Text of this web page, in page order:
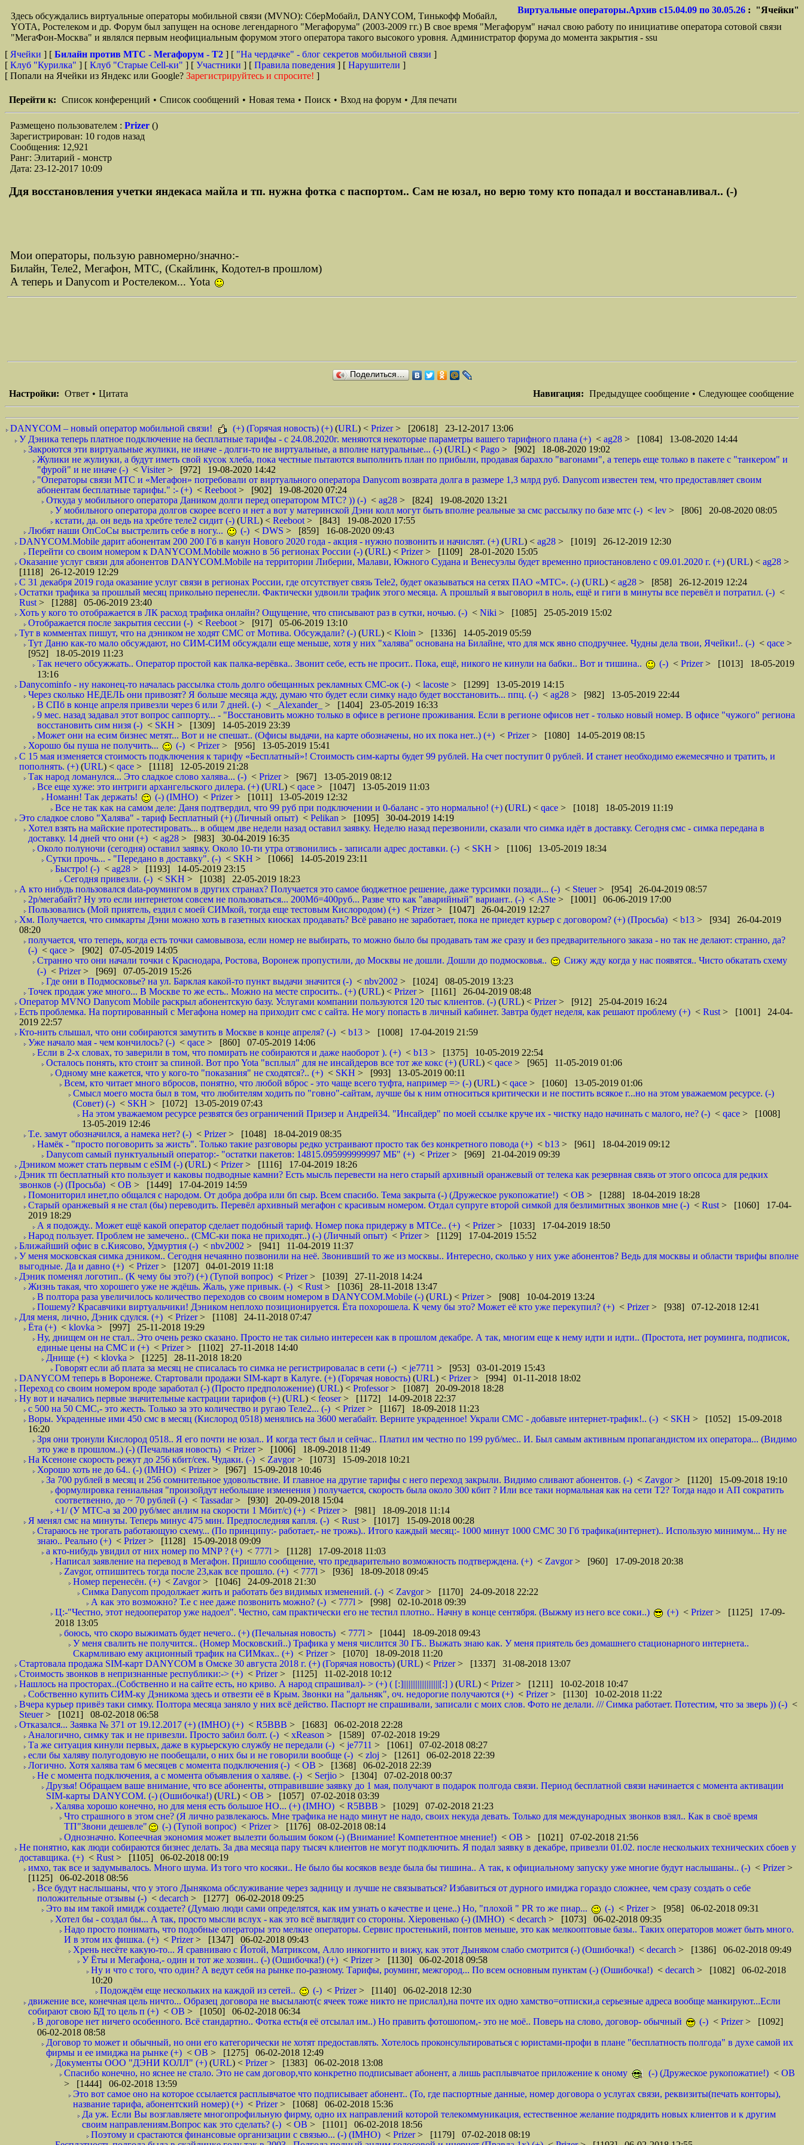
Виртуальные операторы.Архив с15.04.09 по 30.05.26 : "Ячейки"
Здесь обсуждались виртуальные операторы мобильной связи (MVNO): СберМобайл, DANYCOM, Тинькофф Мобайл,
YOTA, Ростелеком и др. Форум был запущен на основе легендарного "Мегафорума" (2003-2009 гг.) В свое время "Мегафорум" начал свою работу по инициативе оператора сотовой связи
"МегаФон-Москва" и являлся первым неофициальным форумом этого оператора такого высокого уровня. Администратор форума до момента закрытия - ssu
[ Ячейки ] [ Билайн против МТС - Мегафорум - T2 ] [ "На чердачке" - блог секретов мобильной связи ]
[ Клуб "Курилка" ] [ Клуб "Старые Сell-ки" ] [ Участники ] [ Правила поведения ] [ Нарушители ]
[ Попали на Ячейки из Яндекс или Google? Зарегистрируйтесь и спросите! ]
Перейти к: Список конференций • Список сообщений • Новая тема • Поиск • Вход на форум • Для печати
Размещено пользователем : Prizer ()
Зарегистрирован: 10 годов назад
Сообщения: 12,921
Ранг: Элитарий - монстр
Дата: 23-12-2017 10:09
Ддя восстановления учетки яндекаса майла и тп. нужна фотка с паспортом.. Сам не юзал, но верю тому кто попадал и восстанавливал.. (-)
Мои операторы, пользую равномерно/значно:-
Билайн, Теле2, Мегафон, МТС, (Скайлинк, Кодотел-в прошлом)
А теперь и Danycom и Ростелеком... Yota
Поделиться…
Навигация: Предыдущее сообщение • Следующее сообщение
Настройки: Ответ • Цитата
DANYCOM – новый оператор мобильной связи! (+) (Горячая новость) (+) (URL) < Prizer> [20618] 23-12-2017 13:06
У Дэника теперь платное подключение на бесплатные тарифы - с 24.08.2020г. меняются некоторые параметры вашего тарифного плана (+) < ag28 > [1084] 13-08-2020 14:44
Закроются эти виртуальные жулики, не иначе - долги-то не виртуальные, а вполне натуральные... (-) (URL) < Pago > [902] 18-08-2020 19:02
Жулики не жулиуки, а будут иметь свой кусок хлеба, пока честные пытаются выполнить план по прибыли, продавая барахло "вагонами", а теперь еще только в пакете с "танкером" и
"фурой" и не иначе (-) < Visiter> [972] 19-08-2020 14:42
"Операторы связи МТС и «Мегафон» потребовали от виртуального оператора Danycom возврата долга в размере 1,3 млрд руб. Danycom известен тем, что предоставляет своим
абонентам бесплатные тарифы." :- (+) < Reeboot > [902] 19-08-2020 07:24
Откуда у мобильного оператора Даником долги перед оператором МТС? )) (-) < ag28 > [824] 19-08-2020 13:21
У мобильного оператора долгов скорее всего и нет а вот у материнской Дэни колл могут быть вполне реальные за смс рассылку по базе мтс (-) < lev > [806] 20-08-2020 08:05
кстати, да. он ведь на хребте теле2 сидит (-) (URL) < Reeboot > [843] 19-08-2020 17:55
Любят наши ОпСоСы выстрелить себе в ногу...
(-) < DWS > [859] 16-08-2020 09:43
DANYCOM.Mobile дарит абонентам 200 200 Гб в канун Нового 2020 года - акция - нужно позвонить и начислят. (+) (URL) < ag28 > [1019] 26-12-2019 12:30
Перейти со своим номером к DANYCOM.Mobile можно в 56 регионах России (-) (URL) < Prizer> [1109] 28-01-2020 15:05
Оказание услуг связи для абонентов DANYCOM.Mobile на территории Либерии, Малави, Южного Судана и Венесуэлы будет временно приостановлено с 09.01.2020 г. (+) (URL) < ag28 >
[1118] 26-12-2019 12:29
С 31 декабря 2019 года оказание услуг связи в регионах России, где отсутствует связь Tele2, будет оказываться на сетях ПАО «МТС». (-) (URL) < ag28 > [858] 26-12-2019 12:24
Остатки трафика за прошлый месяц прикольно перенесли. Фактически удвоили трафик этого месяца. А прошлый я выговорил в ноль, ещё и гиги в минуты все перевёл и потратил. (-) <
Rust > [1288] 05-06-2019 23:40
Хоть у кого то отображается в ЛК расход трафика онлайн? Ощущение, что списывают раз в сутки, ночью. (-) < Niki > [1085] 25-05-2019 15:02
Отображается после закрытия сессии (-) < Reeboot > [917] 05-06-2019 13:10
Тут в комментах пишут, что на дэником не ходят СМС от Мотива. Обсуждали? (-) (URL) < Kloin > [1336] 14-05-2019 05:59
Тут Даню как-то мало обсуждают, но СИМ-СИМ обсуждали еще меньше, хотя у них "халява" основана на Билайне, что для мск явно сподручнее. Чудны дела твои, Ячейки!.. (-) < qace >
[952] 18-05-2019 11:23
Так нечего обсужжать.. Оператор простой как палка-верёвка.. Звонит себе, есть не просит.. Пока, ещё, никого не кинули на бабки.. Вот и тишина..
(-) < Prizer> [1013] 18-05-2019
13:16
Danycominfo - ну наконец-то началась рассылка столь долго обещанных рекламных СМС-ок (-) < lacoste > [1299] 13-05-2019 14:15
Через сколько НЕДЕЛЬ они привозят? Я больше месяца жду, думаю что будет если симку надо будет восстановить... ппц. (-) < ag28 > [982] 13-05-2019 22:44
В СПб в конце апреля привезли через 6 или 7 дней. (-) < _Alexander_ > [1404] 23-05-2019 16:33
9 мес. назад задавал этот вопрос саппорту... - "Восстановить можно только в офисе в регионе проживания. Если в регионе офисов нет - только новый номер. В офисе "чужого" региона
восстановить сим низя (-) < SKH > [1309] 14-05-2019 23:39
Может они на есим бизнес метят... Вот и не спешат.. (Офисы выдачи, на карте обозначены, но их пока нет..) (+) < Prizer> [1080] 14-05-2019 08:15
Хорошо бы пуша не получить...
(-) < Prizer> [956] 13-05-2019 15:41
С 15 мая изменяется стоимость подключения к тарифу «Бесплатный»! Стоимость сим-карты будет 99 рублей. На счет поступит 0 рублей. И станет необходимо ежемесячно и тратить, и
пополнять. (+) (URL) < qace > [1118] 12-05-2019 21:28
Так народ ломанулся... Это сладкое слово халява... (-) < Prizer> [967] 13-05-2019 08:12
Все еще хуже: это интриги архангельского дилера. (+) (URL) < qace > [1047] 13-05-2019 11:03
Номанн! Так держать!
(-) (IMHO) < Prizer> [1011] 13-05-2019 12:32
Все не так как на самом деле: Даня подтвердил, что 99 руб при подключении и 0-баланс - это нормально! (+) (URL) < qace > [1018] 18-05-2019 11:19
Это сладкое слово "Халява" - тариф Бесплатный (+) (Личный опыт) < Pelikan > [1095] 30-04-2019 14:19
Хотел взять на майские протестировать... в общем две недели назад оставил заявку. Неделю назад перезвонили, сказали что симка идёт в доставку. Сегодня смс - симка передана в
доставку. 14 дней что они (+) < ag28 > [983] 30-04-2019 16:35
Около полуночи (сегодня) оставил заявку. Около 10-ти утра отзвонились - записали адрес доставки. (-) < SKH > [1106] 13-05-2019 18:34
Сутки прочь... - "Передано в доставку". (-) < SKH > [1066] 14-05-2019 23:11
Быстро! (-) < ag28 > [1193] 14-05-2019 23:15
Сегодня привезли. (-) < SKH > [1038] 22-05-2019 18:23
А кто нибудь пользовался data-роумингом в других странах? Получается это самое бюджетное решение, даже турсимки позади... (-) < Steuer> [954] 26-04-2019 08:57
2р/мегабайт? Ну это если интернетом совсем не пользоваться... 200Мб=400руб... Разве что как "аварийный" вариант.. (-) < ASte > [1001] 06-06-2019 17:00
Пользовались (Мой приятель, ездил с моей СИМкой, тогда еще тестовым Кислородом) (+) < Prizer> [1047] 26-04-2019 12:27
Хм. Получается, что симкарты Дэни можно хоть в газетных киосках продавать? Всё равано не заработает, пока не приедет курьер с договором? (+) (Просьба) < b13 > [934] 26-04-2019
08:20
получается, что теперь, когда есть точки самовывоза, если номер не выбирать, то можно было бы продавать там же сразу и без предварительного заказа - но так не делают: странно, да?
(-) < qace > [902] 07-05-2019 14:05
Странно что они начали точки с Краснодара, Ростова, Воронеж пропустили, до Москвы не дошли. Дошли до подмосковья..
Сижу жду когда у нас появятся.. Чисто обкатать схему
(-) < Prizer> [969] 07-05-2019 15:26
Где они в Подмосковье? на ул. Барклая какой-то пункт выдачи значится (-) < nbv2002 > [1024] 08-05-2019 13:23
Точек продаж уже много... В Москве то же есть.. Можно на месте спросить.. (+) (URL) < Prizer> [1161] 26-04-2019 08:48
Оператор MVNO Danycom Mobile раскрыл абонентскую базу. Услугами компании пользуются 120 тыс клиентов. (-) (URL) < Prizer> [912] 25-04-2019 16:24
Есть проблемка. На портированный с Мегафона номер на приходит смс с сайта. Не могу попасть в личный кабинет. Завтра будет неделя, как решают проблему (+) < Rust > [1001] 24-04-
2019 22:57
Кто-нить слышал, что они собираются замутить в Москве в конце апреля? (-) < b13 > [1008] 17-04-2019 21:59
Уже начало мая - чем кончилось? (-) < qace > [860] 07-05-2019 14:06
Если в 2-х словах, то заверили в том, что помирать не собираются и даже наоборот ). (+) < b13 > [1375] 10-05-2019 22:54
Осталось понять, кто стоит за спиной. Вот про Yota "всплыл" для не инсайдеров все тот же кокс (+) (URL) < qace > [965] 11-05-2019 01:06
Одному мне кажется, что у кого-то "показания" не сходятся?.. (+) < SKH > [993] 13-05-2019 00:11
Всем, кто читает много вбросов, понятно, что любой вброс - это чаще всего туфта, например => (-) (URL) < qace > [1060] 13-05-2019 01:06
Смысл моего моста был в том, что любителям ходить по "говно"-сайтам, лучше бы к ним относиться критически и не постить всякое г...но на этом уважаемом ресурсе. (-)
(Совет) (-) < SKH > [1072] 13-05-2019 07:43
На этом уважаемом ресурсе резвятся без ограничений Призер и Андрей34. "Инсайдер" по моей ссылке круче их - чистку надо начинать с малого, не? (-) < qace > [1008]
13-05-2019 12:46
Т.е. замут обозначился, а намека нет? (-) < Prizer> [1048] 18-04-2019 08:35
Намёк - "просто поговорить за жисть". Только такие разговоры редко устраивают просто так без конкретного повода (+) < b13 > [961] 18-04-2019 09:12
Danycom самый пунктуальный оператор:- "остатки пакетов: 14815.095999999997 МБ" (+) < Prizer> [969] 21-04-2019 09:39
Дэником может стать первым с еSIM (-) (URL) < Prizer> [1116] 17-04-2019 18:26
Дэник тп бесплатный кто пользует и каковы подводные камни? Есть мысль перевести на него старый архивный оранжевый от телека как резервная связь от этого опсоса для редких
звонков (-) (Просьба) < ОВ > [1449] 17-04-2019 14:59
Помониторил инет,по общался с народом. От добра добра или бп сыр. Всем спасибо. Тема закрыта (-) (Дружеское рукопожатие!) < ОВ > [1288] 18-04-2019 18:28
Старый оранжевый я не стал (бы) переводить. Перевёл архивный мегафон с красивым номером. Отдал супруге второй симкой для безлимитных звонков мне (-) < Rust > [1060] 17-04-
2019 18:29
А я подожду.. Может ещё какой оператор сделает подобный тариф. Номер пока придержу в МТСе.. (+) < Prizer> [1033] 17-04-2019 18:50
Народ пользует. Проблем не замечено.. (СМС-ки пока не приходят..) (-) (Личный опыт) < Prizer> [1129] 17-04-2019 15:52
Ближайший офис в с.Киясово, Удмуртия (-) < nbv2002 > [941] 11-04-2019 11:37
У меня московская симка дэником.. Сегодня нечаянно позвонили на неё. Звонивший то же из москвы.. Интересно, сколько у них уже абонентов? Ведь для москвы и области тврифы вполне
выгодные. Да и давно (+) < Prizer> [1207] 04-01-2019 11:18
Дэник поменял логотип.. (К чему бы это?) (+) (Тупой вопрос) < Prizer> [1039] 27-11-2018 14:24
Жизнь такая, что хорошего уже не ждёшь. Жаль, уже привык. (-) < Rust > [1036] 28-11-2018 13:47
В полтора раза увеличилось количество переходов со своим номером в DANYCOM.Mobile (-) (URL) < Prizer> [908] 10-04-2019 13:24
Пошему? Красавчики виртуальчики! Дэником неплохо позиционируется. Ёта похорошела. К чему бы это? Может её кто уже перекупил? (+) < Prizer> [938] 07-12-2018 12:41
Для меня, лично, Дэник сдулся. (+) < Prizer> [1108] 24-11-2018 07:47
Ёта (+) < klovka > [997] 25-11-2018 19:29
Ну, днищем он не стал.. Это очень резко сказано. Просто не так сильно интересен как в прошлом декабре. А так, многим еще к нему идти и идти.. (Простота, нет роуминга, подписок,
единые цены на СМС и (+) < Prizer> [1102] 27-11-2018 14:40
Днище (+) < klovka > [1225] 28-11-2018 18:20
Говорят если аб плата за месяц не списалась то симка не регистрировалас в сети (-) < je7711 > [953] 03-01-2019 15:43
DANYCOM теперь в Воронеже. Стартовали продажи SIM-карт в Калуге. (+) (Горячая новость) (URL) < Prizer> [994] 01-11-2018 18:02
Переход со своим номером вроде заработал (-) (Просто предположение) (URL) < Professor> [1087] 20-09-2018 18:28
Ну вот и начались первые значительные кастрации тарифов (+) (URL) < feoser> [1172] 14-09-2018 22:37
с 500 на 50 СМС,- это жесть. Только за это количество и ругаю Теле2... (-) < Prizer> [1167] 18-09-2018 11:23
Воры. Украденные ими 450 смс в месяц (Кислород 0518) менялись на 3600 мегабайт. Верните украденное! Украли СМС - добавьте интернет-трафик!.. (-) < SKH > [1052] 15-09-2018
16:20
Зря они тронули Кислород 0518.. Я его почти не юзал.. И когда тест был и сейчас.. Платил им честно по 199 руб/мес.. И. Был самым активным пропагандистом их оператора... (Видимо
это уже в прошлом..) (-) (Печальная новость) < Prizer> [1006] 18-09-2018 11:49
На Ксеноне скорость режут до 256 кбит/сек. Чудаки. (-) < Zavgor> [1073] 15-09-2018 10:21
Хорошо хоть не до 64.. (-) (IMHO) < Prizer> [967] 15-09-2018 10:46
За 700 рублей в месяц и 256 сомнительное удовольствие. И главное на другие тарифы с него переход закрыли. Видимо сливают абонентов. (-) < Zavgor> [1120] 15-09-2018 19:10
формулировка гениальная "произойдут небольшие изменения ) получается, скорость была около 300 кбит ? Или все таки нормальная как на сети Т2? Тогда надо и АП сократить
соответвенно, до ~ 70 рублей (-) < Tassadar> [930] 20-09-2018 15:04
+1/ (У МТС-а за 200 руб/мес анлим на скорости 1 Мбит/с) (+) < Prizer> [981] 18-09-2018 11:14
Я менял смс на минуты. Теперь минус 475 мин. Предпоследняя капля. (-) < Rust > [1017] 15-09-2018 00:28
Стараюсь не трогать работающую схему... (По принципу:- работает,- не трожь).. Итого каждый месяц:- 1000 минут 1000 СМС 30 Гб трафика(интернет).. Использую минимум... Ну не
знаю.. Реально (+) < Prizer> [1128] 15-09-2018 09:09
а кто-нибудь увидил от них номер по MNP ? (+) < 777l > [1128] 17-09-2018 11:03
Написал заявление на перевод в Мегафон. Пришло сообщение, что предварительно возможность подтверждена. (+) < Zavgor> [960] 17-09-2018 20:38
Zavgor, отпишитесь тогда после 23,как все прошло. (+) < 777l > [936] 18-09-2018 09:45
Номер перенесён. (+) < Zavgor> [1046] 24-09-2018 21:30
Симка Danycom продолжает жить и работать без видимых изменений. (-) < Zavgor> [1170] 24-09-2018 22:22
А как это возможно? Т.е с нее даже позвонить можно? (-) < 777l > [998] 02-10-2018 09:39
Ц:-"Честно, этот недооператор уже надоел". Честно, сам практически его не тестил плотно.. Начну в конце сентября. (Выжму из него все соки..)
(+) < Prizer> [1125] 17-09-
2018 13:05
боюсь, что скоро выжимать будет нечего.. (+) (Печальная новость) < 777l > [1044] 18-09-2018 09:43
У меня свалить не получится.. (Номер Московский..) Трафика у меня числится 30 ГБ.. Выжать знаю как. У меня приятель без домашнего стационарного интернета..
Скармливаю ему акционный трафик на СИМках.. (+) < Prizer> [1070] 18-09-2018 11:20
Стартовала продажа SIM-карт DANYCOM в Омске 30 августа 2018 г. (+) (Горячая новость) (URL) < Prizer> [1337] 31-08-2018 13:07
Стоимость звонков в непризнанные республики:-> (+) < Prizer> [1125] 11-02-2018 10:12
Нашлось на просторах..(Собственно и на сайте есть, но криво. А народ спрашивал)- > (+) ( [:]||||||||||||||||||||[:] ) (URL) < Prizer> [1211] 10-02-2018 10:47
Собственно купить СИМ-ку Дэникома здесь и отвезти её в Крым. Звонки на "дальняк", оч. недорогие получаются (+) < Prizer> [1130] 10-02-2018 11:22
Вчера курьер привёз таки симку. Полтора месяца заняло у них всё действо. Паспорт не спрашивали, записали с моих слов. Фото не делали. /// Симка работает. Потестим, что за зверь )) (-) <
Steuer> [1021] 08-02-2018 06:58
Отказался... Заявка № 371 от 19.12.2017 (+) (IMHO) (+) < R5BBB > [1683] 06-02-2018 22:28
Аналогично, симку так и не привезли. Просто забил болт. (-) < xReason > [1589] 07-02-2018 19:29
Та же ситуация кинули первых, даже в курьерскую службу не передали (-) < je7711 > [1061] 07-02-2018 08:27
если бы халяву полугодовую не пообещали, о них бы и не говорили вообще (-) < zloj > [1261] 06-02-2018 22:39
Логично. Хотя халява там 6 месяцев с момента подключения (-) < ОВ > [1368] 06-02-2018 22:39
Не с момента подключения, а с момента объявления о халяве. (-) < Serjio > [1304] 07-02-2018 00:37
Друзья! Обращаем ваше внимание, что все абоненты, отправившие заявку до 1 мая, получают в подарок полгода связи. Период бесплатной связи начинается с момента активации
SIM-карты DANYCOM. (-) (Ошибочка!) (URL) < ОВ > [1057] 07-02-2018 03:39
Халява хорошо конечно, но для меня есть большое НО... (+) (IMHO) < R5BBB > [1029] 07-02-2018 21:23
Что страшного в этом сне? (Я лично развлекаюсь. Мне трафика не надо минут не надо, своих некуда девать. Только для международных звонков взял.. Как в своё время
ТП"Звони дешевле"
(-) (Тупой вопрос) < Prizer> [1176] 08-02-2018 08:14
Однозначно. Копеечная экономия может вылезти большим боком (-) (Внимание! Kомпетентное мнение!) < ОВ > [1021] 07-02-2018 21:56
Не понятно, как люди собираются бизнес делать. За два месяца пару тысяч клиентов не могут подключить. Я подал заявку в декабре, привезли 01.02. после нескольких технических сбоев у
доставщика. (+) < Rust > [1105] 06-02-2018 00:19
имхо, так все и задумывалось. Много шума. Из того что косяки.. Не было бы косяков везде была бы тишина.. А так, к официальному запуску уже многие будут наслышаны.. (-) < Prizer>
[1125] 06-02-2018 08:56
Все будут наслышаны, что у этого Дынякома обслуживание через задницу и лучше не связываться? Избавиться от дурного имиджа гораздо сложнее, чем сразу создать о себе
положительные отзывы (-) < decarch > [1277] 06-02-2018 09:25
Это вы им такой имидж создаете? (Думаю люди сами определятся, как им узнать о качестве и цене..) Но, "плохой " PR то же пиар...
(-) < Prizer> [958] 06-02-2018 09:31
Хотел бы - создал бы... А так, просто мысли вслух - как это всё выглядит со стороны. Хieровенько (-) (IMHO) < decarch > [1073] 06-02-2018 09:35
Надо просто понимать, что подобные операторы это мелкие операторы. Сервис простенький, понтов меньше, это как мелкооптовые базы.. Таких операторов может быть много.
И в этом их фишка. (+) < Prizer> [1347] 06-02-2018 09:43
Хрень несёте какую-то... Я сравниваю с Йотой, Матриксом, Алло инкогнито и вижу, как этот Дыняком слабо смотрится (-) (Ошибочка!) < decarch > [1386] 06-02-2018 09:49
У Ёты и Мегафона,- один и тот же хозяин.. (-) (Ошибочка!) (+) < Prizer> [1130] 06-02-2018 09:58
Ну и что с того, что один? А ведут себя на рынке по-разному. Тарифы, роуминг, межгород... По всем основным пунктам (-) (Ошибочка!) < decarch > [1082] 06-02-2018
10:20
Подождём еще нескольких на каждой из сетей..
(-) < Prizer> [1140] 06-02-2018 12:30
движение все, конечная цель ничто... Образец договора не высылают(с ячеек тоже никто не прислал),на почте их одно хамство=отписки,а серьезные адреса вообще манкируют...Если
собирают свою БД то цель п (+) < ОВ > [1050] 06-02-2018 06:34
В договоре нет ничего особенного. Всё стандартно.. Фотка есть(я её отсылал им..) Но править фотошопом,- это не моё.. Поверь на слово, договор- обычный
(-) < Prizer> [1092]
06-02-2018 08:58
Договор то может и обычный, но они его категорически не хотят предоставлять. Хотелось проконсультироваться с юристами-профи в плане "бесплатность полгода" в духе самой их
фирмы и ее имиджа на рынке (+) < ОВ > [1275] 06-02-2018 12:49
Документы ООО "ДЭНИ КОЛЛ" (+) (URL) < Prizer> [1383] 06-02-2018 13:08
Спасибо конечно, но яснее не стало. Это не сам договор,что конкретно подписывает абонент, а лишь расплывчатое приложение к оному
(-) (Дружеское рукопожатие!) < ОВ
> [1444] 06-02-2018 13:59
Это вот самое оно на которое ссылается расплывчатое что подписывает абонент.. (То, где паспортные данные, номер договора о услугах связи, реквизиты(печать конторы),
название тарифа, абонентский номер) (+) < Prizer> [1068] 06-02-2018 15:36
Да уж. Если Вы возглавляете многопрофильную фирму, одно их направлений которой телекоммуникация, естественное желание подрядить новых клиентов и к другим
своим направлениям.Вопрос как это сделать? (-) < ОВ > [1101] 06-02-2018 18:56
Поэтому и срастаются финансовые организации с связью... (-) (IMHO) < Prizer> [1179] 07-02-2018 08:19